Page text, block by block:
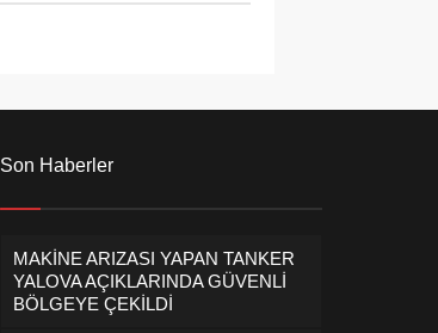
Son Haberler
MAKİNE ARIZASI YAPAN TANKER
YALOVA AÇIKLARINDA GÜVENLİ
BÖLGEYE ÇEKİLDİ